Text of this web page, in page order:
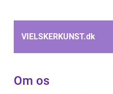
VIELSKERKUNST.dk
Om os